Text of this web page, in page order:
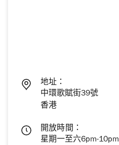
地址：
中環歌賦街39號
香港
開放時間：
星期一至六6pm-10pm